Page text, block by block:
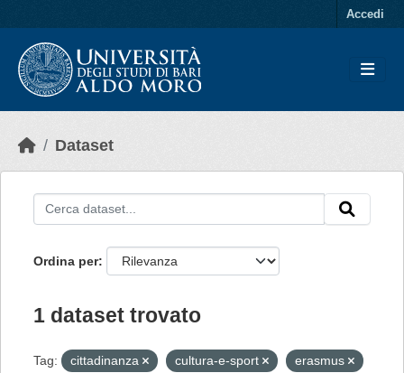
Accedi
Dataset
Ordina per
1 dataset trovato
Tag: cittadinanza cultura-e-sport
erasmus